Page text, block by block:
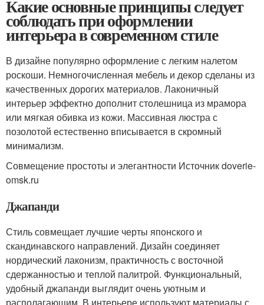
Какие основные принципы следует
соблюдать при оформлении
интерьера в современном стиле
В дизайне популярно оформление с легким налетом
роскоши. Немногочисленная мебель и декор сделаны из
качественных дорогих материалов. Лаконичный
интерьер эффектно дополнит столешница из мрамора
или мягкая обивка из кожи. Массивная люстра с
позолотой естественно вписывается в скромный
минимализм.
Совмещение простоты и элегантности Источник doverie-
omsk.ru
Джапанди
Стиль совмещает лучшие черты японского и
скандинавского направлений. Дизайн соединяет
нордический лаконизм, практичность с восточной
сдержанностью и теплой палитрой. Функциональный,
удобный джапанди выглядит очень уютным и
располагающим. В интерьере используют материалы с